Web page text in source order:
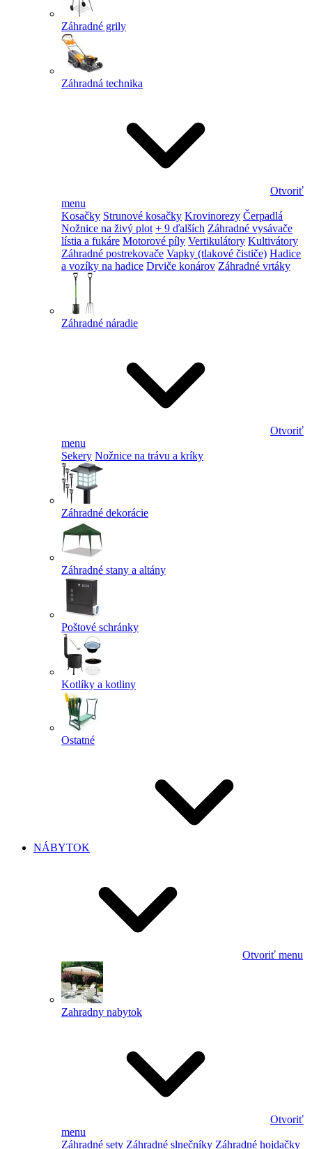
Záhradné grily
Záhradná technika
Otvoriť
menu
Kosačky Strunové kosačky Krovinorezy Čerpadlá
Nožnice na živý plot + 9 ďalších Záhradné vysávače
lístia a fukáre Motorové píly Vertikulátory Kultivátory
Záhradné postrekovače Vapky (tlakové čističe) Hadice
a vozíky na hadice Drviče konárov Záhradné vrtáky
Záhradné náradie
Otvoriť
menu
Sekery Nožnice na trávu a kríky
Záhradné dekorácie
Záhradné stany a altány
Poštové schránky
Kotlíky a kotliny
Ostatné
NÁBYTOK
Otvoriť menu
Zahradny nabytok
Otvoriť
menu
Záhradné sety Záhradné slnečníky Záhradné hojdačky